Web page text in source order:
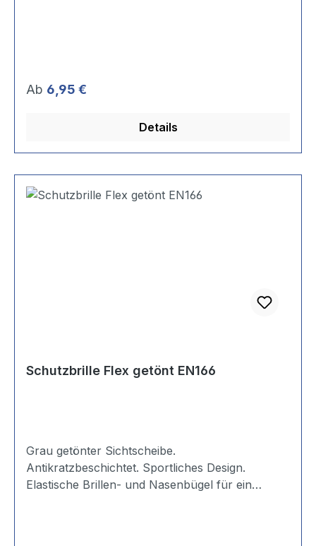
Regulärer Preis:
Ab 6,95 €
Details
Schutzbrille Flex getönt EN166
Grau getönter Sichtscheibe.
Antikratzbeschichtet. Sportliches Design.
Elastische Brillen- und Nasenbügel für ein